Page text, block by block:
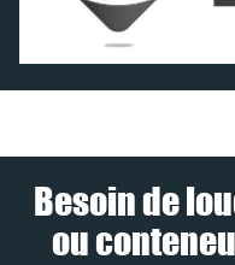
Besoin de
ou